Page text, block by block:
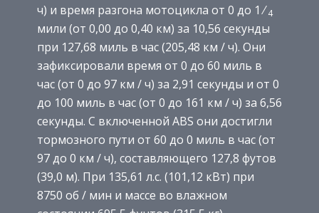
ч) и время разгона мотоцикла от 0 до 1 ⁄4
мили (от 0,00 до 0,40 км) за 10,56 секунды
при 127,68 миль в час (205,48 км / ч). Они
зафиксировали время от 0 до 60 миль в
час (от 0 до 97 км / ч) за 2,91 секунды и от 0
до 100 миль в час (от 0 до 161 км / ч) за 6,56
секунды. С включенной ABS они достигли
тормозного пути от 60 до 0 миль в час (от
97 до 0 км / ч), составляющего 127,8 футов
(39,0 м). При 135,61 л.с. (101,12 кВт) при
8750 об / мин и массе во влажном